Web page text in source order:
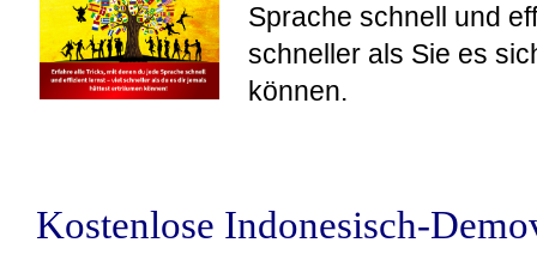
Sprache schnell und
schneller als Sie es
können.
Kostenlose Indonesisch-